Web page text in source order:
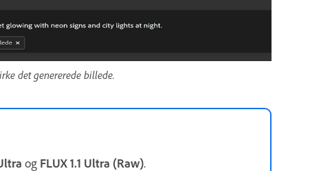
det genererede billede.
og FLUX 1.1 Ultra (Raw).